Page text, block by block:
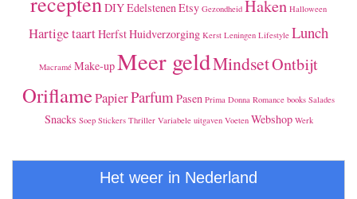
DIYEdelstenenEtsy Gezondheid Haken Halloween
Hartige taartHerfstHuidverzorging Kerst Leningen Lifestyle Lunch
Macramé Make-upMeer geldMindsetOntbijt
OriflamePapierParfumPasen Prima Donna Romance books Salades
Snacks Soep Stickers Thriller Variabele uitgaven Voeten Webshop Werk
Het weer in Nederland